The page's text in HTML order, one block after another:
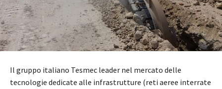
Il gruppo italiano Tesmec leader nel mercato delle
tecnologie dedicate alle infrastrutture (reti aeree interrate